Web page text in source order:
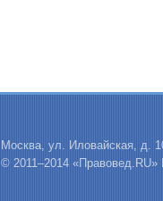
Москва, ул. Иловайская, д.
© 2011–2014